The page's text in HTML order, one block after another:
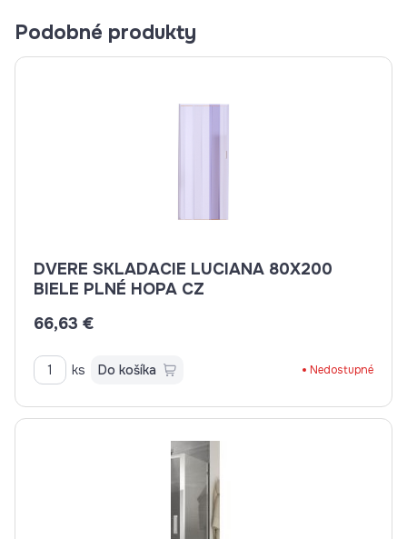
Podobné produkty
DVERE SKLADACIE LUCIANA 80X200
BIELE PLNÉ HOPA CZ
66,63 €
ks Do košíka Nedostupné